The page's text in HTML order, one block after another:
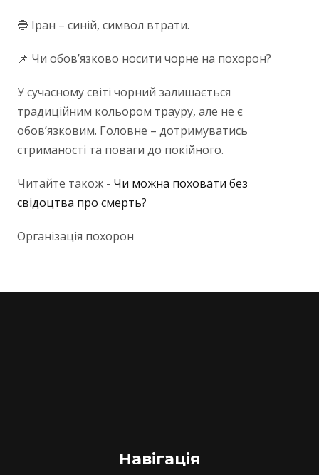
🔵 Іран – синій, символ втрати.
📌 Чи обов’язково носити чорне на похорон?
У сучасному світі чорний залишається
традиційним кольором трауру, але не є
обов’язковим. Головне – дотримуватись
стриманості та поваги до покійного.
Читайте також - Чи можна поховати без
свідоцтва про смерть?
Організація похорон
Навігація